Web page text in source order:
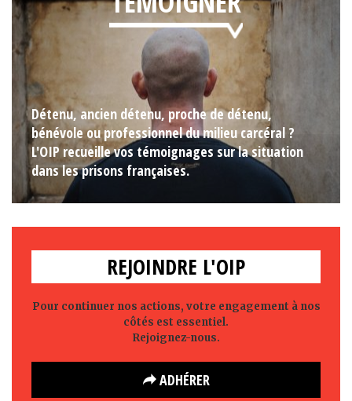
Détenu, ancien détenu, proche de détenu,
bénévole ou professionnel du milieu carcéral ?
L'OIP recueille vos témoignages sur la situation
dans les prisons françaises.
REJOINDRE L'OIP
Pour continuer nos actions, votre engagement à nos
côtés est essentiel.
Rejoignez-nous.
ADHÉRER